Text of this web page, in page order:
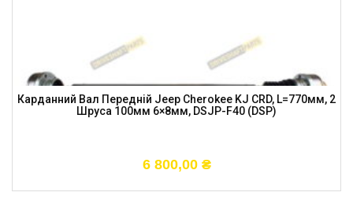
Карданний Вал Передній Jeep Cherokee KJ CRD, L=770мм, 2
Шруса 100мм 6×8мм, DSJP-F40 (DSP)
6 800,00 ₴